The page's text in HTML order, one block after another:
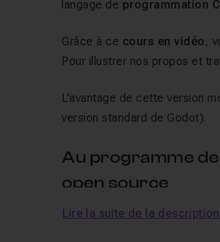
langage de programmation
Grâce à ce cours en vidéo ,
Pour illustrer nos propos et
L'avantage de cette version
version standard de Godot).
Au programme
open source
Dans cecoursnous allons
Lire la suite de la description